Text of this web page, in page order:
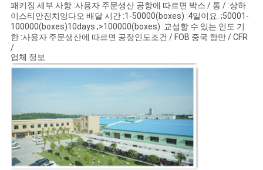
패키징 세부 사항 :사용자 주문생산 공항에 따르면 박스 / 통 / :상하
이스티안진치잉다오 배달 시간 :1-50000(boxes) :4일이요. ;50001-
100000(boxes)10days ;>100000(boxes) :교섭할 수 있는 인도 기
한 :사용자 주문생산에 따르면 공장인도조건 / FOB 중국 항만 / CFR
/
업체 정보